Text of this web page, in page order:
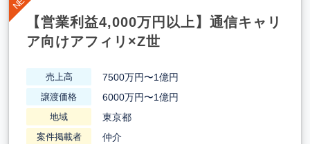
【営業利益4,000万円以上】通信キャリ
ア向けアフィリ×Z世
売上高 7500万円〜1億円
譲渡価格 6000万円〜1億円
地域 東京都
案件掲載者 仲介